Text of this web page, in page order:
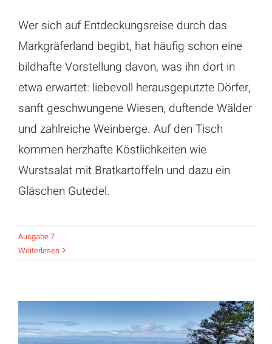
Wer sich auf Entdeckungsreise durch das
Markgräferland begibt, hat häufig schon eine
bildhafte Vorstellung davon, was ihn dort in
etwa erwartet: liebevoll herausgeputzte Dörfer,
sanft geschwungene Wiesen, duftende Wälder
und zahlreiche Weinberge. Auf den Tisch
kommen herzhafte Köstlichkeiten wie
Wurstsalat mit Bratkartoffeln und dazu ein
Gläschen Gutedel.
Ausgabe 7
Weiterlesen